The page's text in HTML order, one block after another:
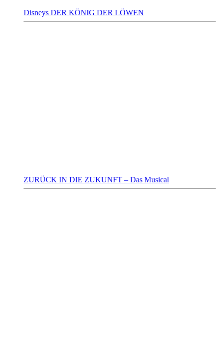
Disneys DER KÖNIG DER LÖWEN
ZURÜCK IN DIE ZUKUNFT – Das Musical